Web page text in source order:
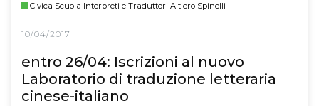
Civica Scuola Interpreti e Traduttori Altiero Spinelli
10/04/2017
entro 26/04: Iscrizioni al nuovo
Laboratorio di traduzione letteraria
cinese-italiano